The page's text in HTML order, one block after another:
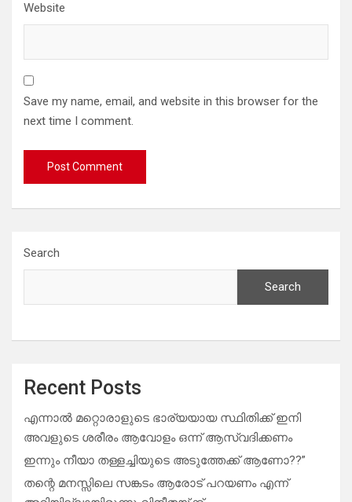
Website
Save my name, email, and website in this browser for the
next time I comment.
Search
Search
Recent Posts
എന്നാൽ മറ്റൊരാളുടെ ഭാര്യയായ സ്ഥിതിക്ക് ഇനി
അവളുടെ ശരീരം ആവോളം ഒന്ന് ആസ്വദിക്കണം
ഇന്നും നീയാ തള്ളച്ചിയുടെ അടുത്തേക്ക് ആണോ??”
തന്റെ മനസ്സിലെ സങ്കടം ആരോട് പറയണം എന്ന്